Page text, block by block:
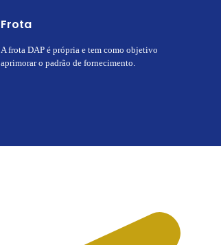
Frota
A frota DAP é própria e tem como objetivo
aprimorar o padrão de fornecimento.